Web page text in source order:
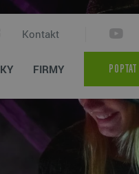
Kontakt
FIRMY POPTAT